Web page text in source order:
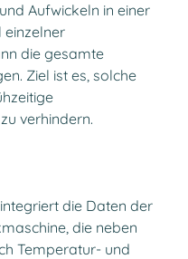
Aufwickeln in einer
einzelner
die gesamte
Ziel ist es, solche
verhindern.
die Daten der
die neben
Temperatur- und